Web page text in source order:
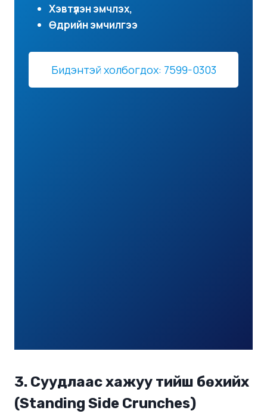
Хэвтүүлэн эмчлэх,
Өдрийн эмчилгээ
Бидэнтэй холбогдох: 7599-0303
3. Суудлаас хажуу тийш бөхийх
(Standing Side Crunches)